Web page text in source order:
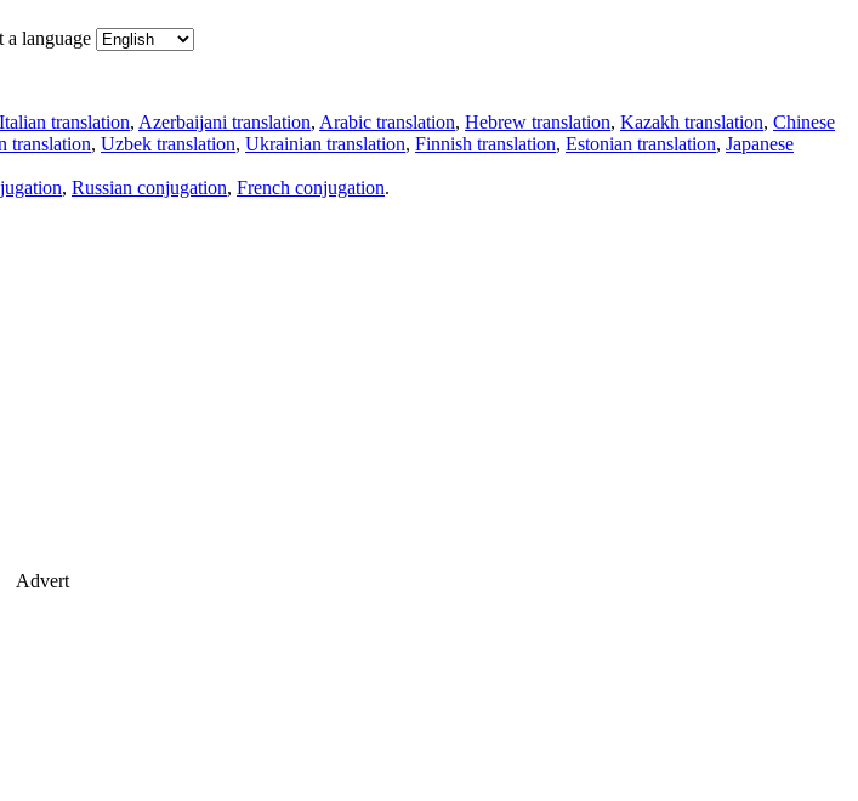
a language
Italian translation, Azerbaijani translation, Arabic translation, Hebrew translation, Kazakh translation, Chinese
translation, Uzbek translation, Ukrainian translation, Finnish translation, Estonian translation, Japanese
, Russian conjugation, French conjugation.
Advert